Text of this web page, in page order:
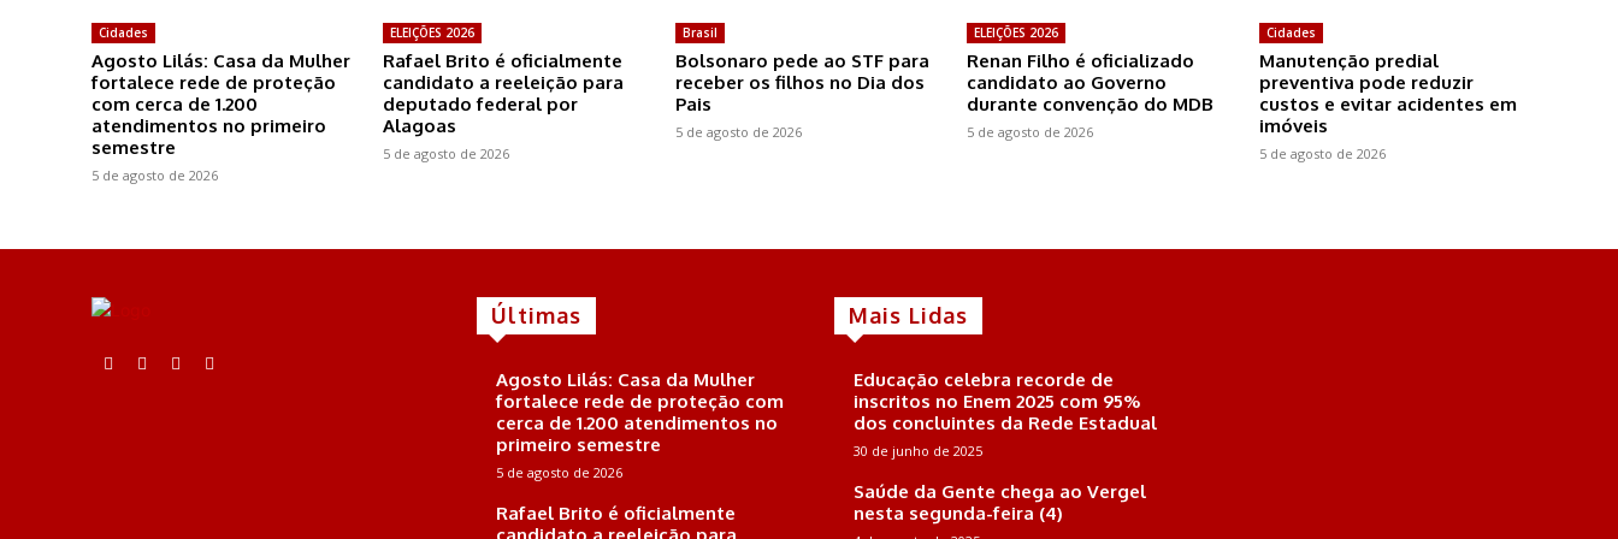
Cidades
Agosto Lilás: Casa da Mulher
fortalece rede de proteção
com cerca de 1.200
atendimentos no primeiro
semestre
5 de agosto de 2026
ELEIÇÕES 2026
Rafael Brito é oficialmente
candidato a reeleição para
deputado federal por
Alagoas
5 de agosto de 2026
Brasil
Bolsonaro pede ao STF para
receber os filhos no Dia dos
Pais
5 de agosto de 2026
ELEIÇÕES 2026
Renan Filho é oficializado
candidato ao Governo
durante convenção do MDB
5 de agosto de 2026
Cidades
Manutenção predial
preventiva pode reduzir
custos e evitar acidentes em
imóveis
5 de agosto de 2026
Últimas
Agosto Lilás: Casa da Mulher
fortalece rede de proteção com
cerca de 1.200 atendimentos no
primeiro semestre
5 de agosto de 2026
Rafael Brito é oficialmente
Mais Lidas
Educação celebra recorde de
inscritos no Enem 2025 com 95%
dos concluintes da Rede Estadual
30 de junho de 2025
Saúde da Gente chega ao Vergel
nesta segunda-feira (4)